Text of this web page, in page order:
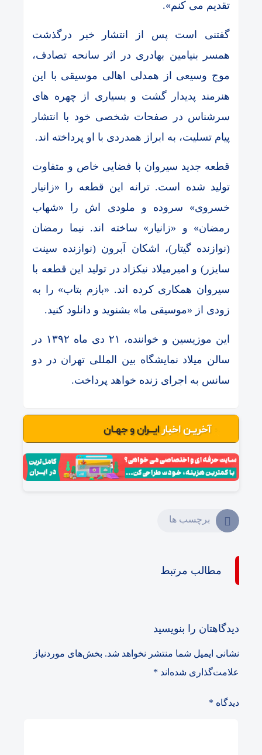
تقدیم می کنم».
گفتنی است پس از انتشار خبر درگذشت
همسر بنیامین بهادری در اثر سانحه تصادف،
موج وسیعی از همدلی اهالی موسیقی با این
هنرمند پدیدار گشت و بسیاری از چهره های
سرشناس در صفحات شخصی خود با انتشار
پیام تسلیت، به ابراز همدردی با او پرداخته اند.
قطعه جدید سیروان با فضایی خاص و متفاوت
تولید شده است. ترانه این قطعه را «زانیار
خسروی» سروده و ملودی اش را «شهاب
رمضان» و «زانیار» ساخته اند. نیما رمضان
(نوازنده گیتار)، اشکان آبرون (نوازنده سینت
سایزر) و امیرمیلاد نیکزاد در تولید این قطعه با
سیروان همکاری کرده اند. «بازم بتاب» را به
زودی از «موسیقی ما» بشنوید و دانلود کنید.
این موزیسین و خواننده، ۲۱ دی ماه ۱۳۹۲ در
سالن میلاد نمایشگاه بین المللی تهران در دو
سانس به اجرای زنده خواهد پرداخت.
برچسب ها
مطالب مرتبط
دیدگاهتان را بنویسید
نشانی ایمیل شما منتشر نخواهد شد. بخش‌های موردنیاز
علامت‌گذاری شده‌اند *
دیدگاه *